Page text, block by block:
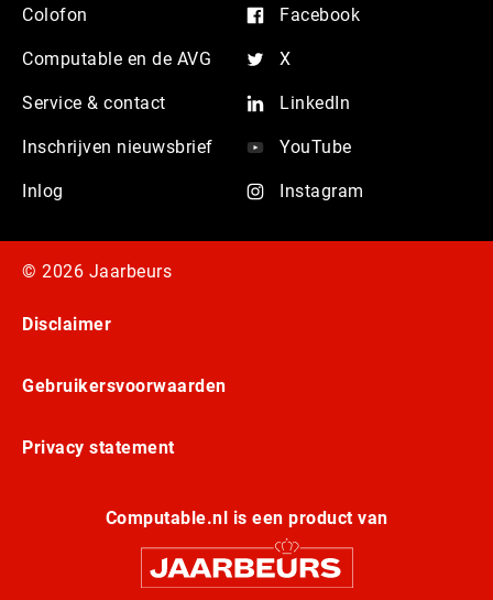
Colofon
Computable en de AVG
Service & contact
Inschrijven nieuwsbrief
Inlog
Facebook
X
LinkedIn
YouTube
Instagram
© 2026 Jaarbeurs
Disclaimer
Gebruikersvoorwaarden
Privacy statement
Computable.nl is een product van